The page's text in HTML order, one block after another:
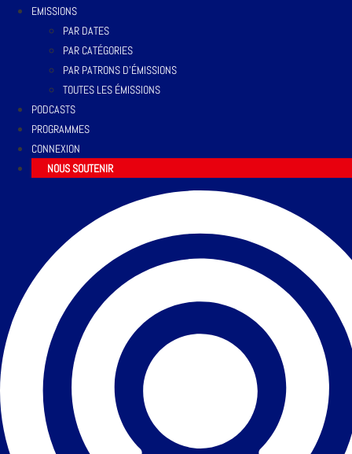
EMISSIONS
PAR DATES
PAR CATÉGORIES
PAR PATRONS D’ÉMISSIONS
TOUTES LES ÉMISSIONS
PODCASTS
PROGRAMMES
CONNEXION
NOUS SOUTENIR